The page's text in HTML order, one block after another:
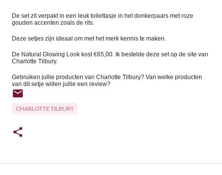
De set zit verpakt in een leuk toilettasje in het donkerpaars met roze
gouden accenten zoals de rits.
Deze setjes zijn ideaal om met het merk kennis te maken.
De Natural Glowing Look kost €65,00. Ik bestelde deze set op de site van
Charlotte Tilbury.
Gebruiken jullie producten van Charlotte Tilbury? Van welke producten
van dit setje willen jullie een review?
CHARLOTTE TILBURY